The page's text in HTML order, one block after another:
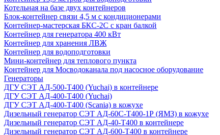
Котельная на базе двух контейнеров
Блок-контейнер связи 4,5 м с кондиционерами
Контейнер-мастерская БКС-2С с кран балкой
Контейнер для генератора 400 кВт
Контейнер для хранения ЛВЖ
Контейнер для водоподготовки
Мини-контейнер для теплового пункта
Контейнер для Мосводоканала под насосное оборудование
Генераторы
ДГУ СЭТ АД-500-Т400 (Yuchai) в контейнере
ДГУ СЭТ АД-400-Т400 (Yuchai)
ДГУ СЭТ АД-400-Т400 (Scania) в кожухе
Дизельный генератор СЭТ АД-60С-Т400-1Р (ЯМЗ) в кожухе
Дизельный генератор СЭТ АД-40-Т400 в контейнере
Дизельный генератор СЭТ АД-600-Т400 в контейнере